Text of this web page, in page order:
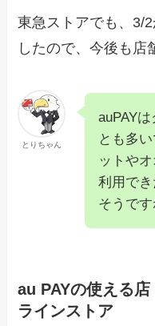
東急ストアでも、3/
したので、今後も店
とりちゃん
auPAY
とも多
ットや
利用で
そうです
au PAYの使える
ラインストア